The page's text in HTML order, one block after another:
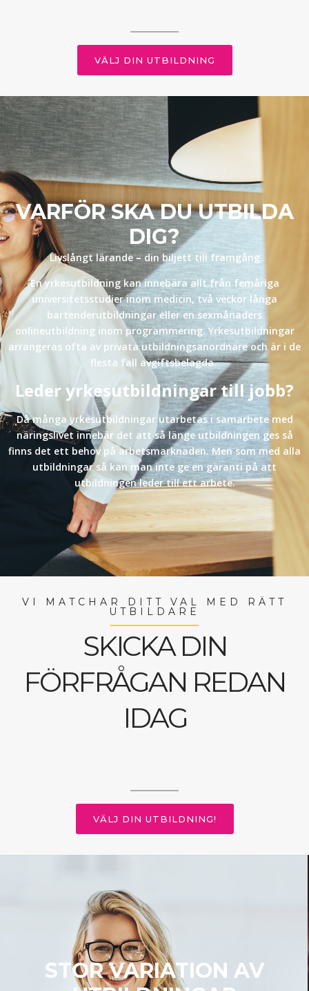
VÄLJ DIN UTBILDNING
VARFÖR SKA DU UTBILDA
DIG?
Livslångt lärande–din biljett till framgång
En yrkesutbildning kan innebära allt från femåriga
universitetsstudier inom medicin, två veckor långa
bartenderutbildningar eller en sexmånaders
onlineutbildning inom programmering. Yrkesutbildningar
arrangeras ofta av privata utbildningsanordnare och är i de
flesta fall avgiftsbelagda.
Leder yrkesutbildningar till jobb?
Då många yrkesutbildningar utarbetas i samarbete med
näringslivet innebär det att så länge utbildningen ges så
finns det ett behov på arbetsmarknaden. Men som med alla
utbildningar så kan man inte ge en garanti på att
utbildningen leder till ett arbete.
VI MATCHAR DITT VAL MED RÄTT
UTBILDARE
SKICKA DIN
FÖRFRÅGAN REDAN
IDAG
VÄLJ DIN UTBILDNING!
STOR VARIATION AV